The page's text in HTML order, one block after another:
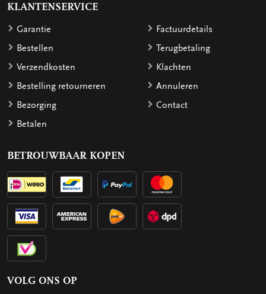
KLANTENSERVICE
Garantie
Bestellen
Verzendkosten
Bestelling retourneren
Bezorging
Betalen
Factuurdetails
Terugbetaling
Klachten
Annuleren
Contact
BETROUWBAAR KOPEN
VOLG ONS OP